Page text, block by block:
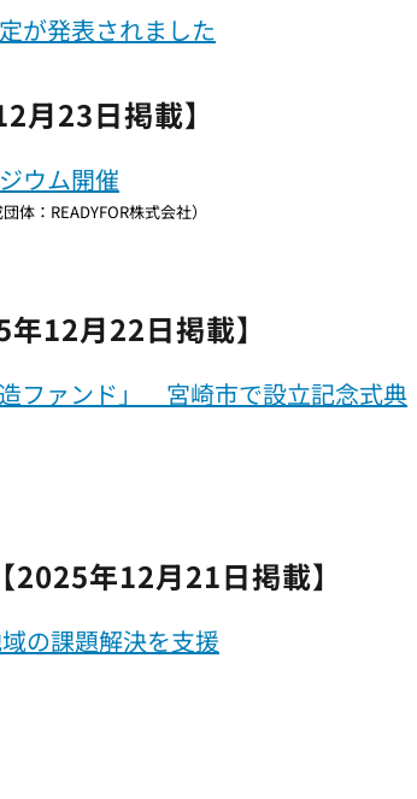
が発表されました
月23日掲載】
ウム開催
：READYFOR株式会社）
12月22日掲載】
ファンド」 宮崎市で設立記念式典
年12月21日掲載】
の課題解決を支援